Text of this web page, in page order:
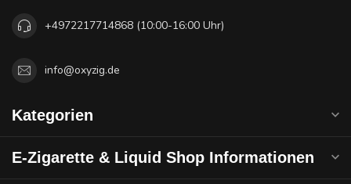
+4972217714868 (10:00-16:00 Uhr)
info@oxyzig.de
Kategorien
E-Zigarette & Liquid Shop Informationen